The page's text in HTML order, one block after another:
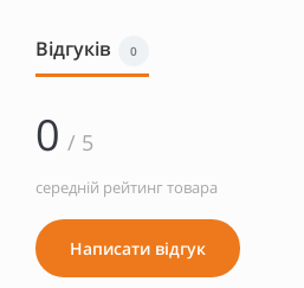
Відгуків 0
0 / 5
середній рейтинг товара
Написати відгук